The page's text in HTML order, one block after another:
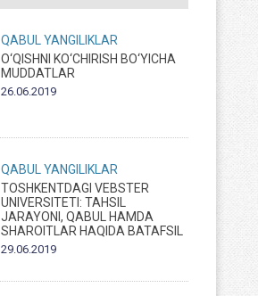
QABUL
YANGILIKLAR
O‘QISHNI KO‘CHIRISH BO‘YICHA
MUDDATLAR
26.06.2019
QABUL
YANGILIKLAR
TOSHKENTDAGI VEBSTER
UNIVERSITETI: TAHSIL
JARAYONI, QABUL HAMDA
SHAROITLAR HAQIDA BATAFSIL
29.06.2019